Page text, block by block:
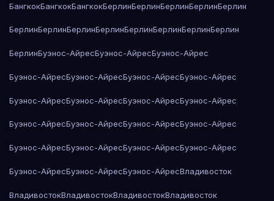
БангкокБангкокБангкокБерлинБерлинБерлинБерлинБерлин
БерлинБерлинБерлинБерлинБерлинБерлинБерлинБерлин
БерлинБуэнос-АйресБуэнос-АйресБуэнос-Айрес
Буэнос-АйресБуэнос-АйресБуэнос-АйресБуэнос-Айрес
Буэнос-АйресБуэнос-АйресБуэнос-АйресБуэнос-Айрес
Буэнос-АйресБуэнос-АйресБуэнос-АйресБуэнос-Айрес
Буэнос-АйресБуэнос-АйресБуэнос-АйресБуэнос-Айрес
Буэнос-АйресБуэнос-АйресБуэнос-АйресВладивосток
ВладивостокВладивостокВладивостокВладивосток